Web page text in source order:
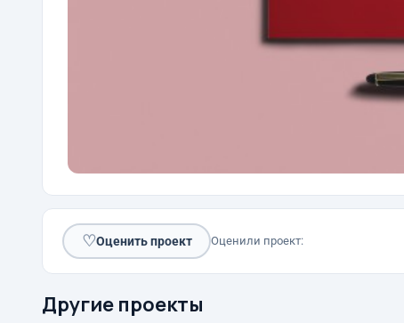
♡Оценить проект Оценили проект:
Другие проекты